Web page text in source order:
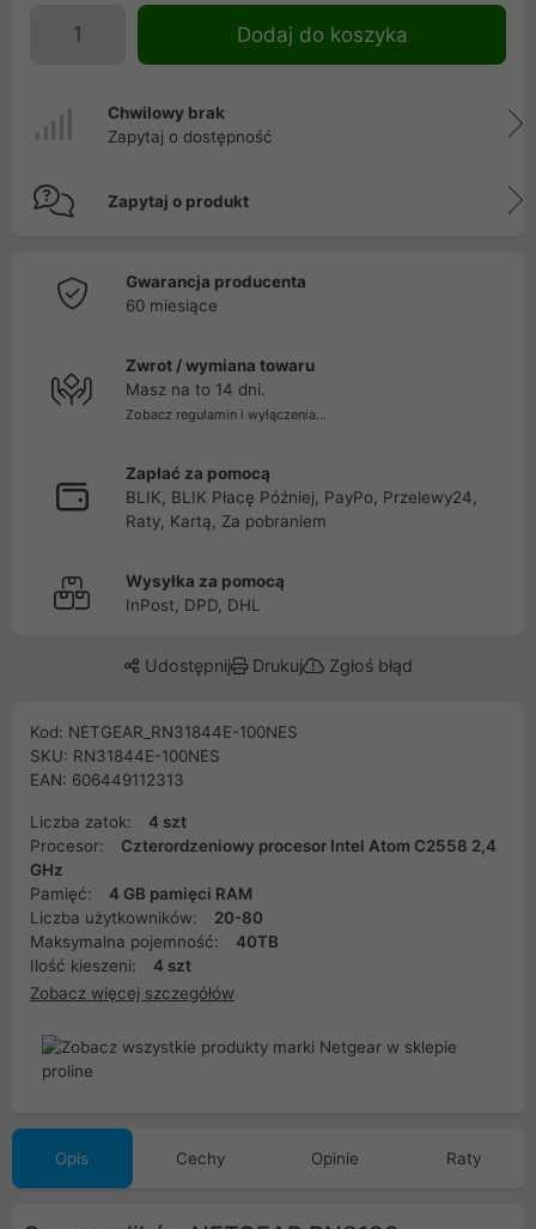
Dodaj do koszyka
Chwilowy brak
Zapytaj o dostępność
Zapytaj o produkt
Gwarancja producenta
60 miesiące
Zwrot / wymiana towaru
Masz na to 14 dni.
Zobacz regulamin i wyłączenia...
Zapłać za pomocą
BLIK, BLIK Płacę Później, PayPo, Przelewy24,
Raty, Kartą, Za pobraniem
Wysyłka za pomocą
InPost, DPD, DHL
Udostępnij Drukuj Zgłoś błąd
Kod: NETGEAR_RN31844E-100NES
SKU: RN31844E-100NES
EAN: 606449112313
Liczba zatok:
4 szt
Procesor:
Czterordzeniowy procesor Intel Atom C2558 2,4
GHz
Pamięć:
4 GB pamięci RAM
Liczba użytkowników:
20-80
Maksymalna pojemność:
40TB
Ilość kieszeni:
4 szt
Zobacz więcej szczegółów
Opis Cechy Opinie Raty